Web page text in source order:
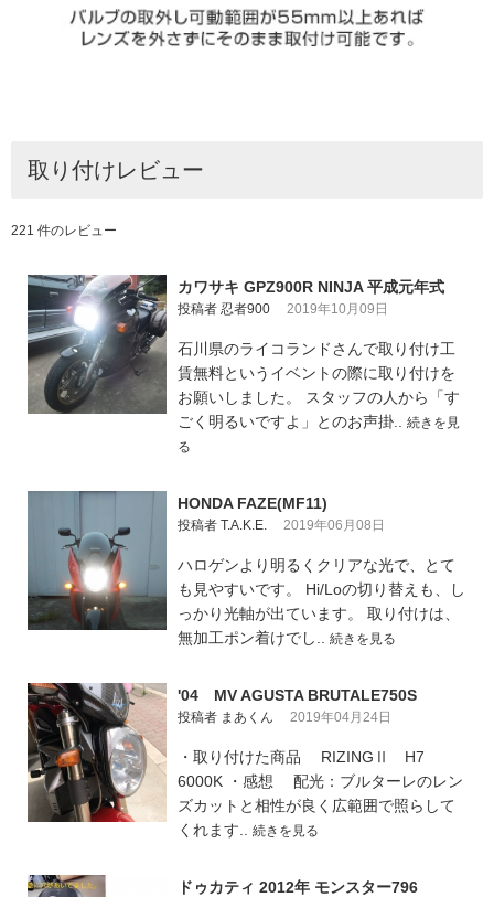
取り付けレビュー
221 件のレビュー
カワサキ GPZ900R NINJA 平成元年式
投稿者 忍者900 2019年10月09日
石川県のライコランドさんで取り付け工
賃無料というイベントの際に取り付けを
お願いしました。 スタッフの人から「す
ごく明るいですよ」とのお声掛.. 続きを見
る
HONDA FAZE(MF11)
投稿者 T.A.K.E. 2019年06月08日
ハロゲンより明るくクリアな光で、とて
も見やすいです。 Hi/Loの切り替えも、し
っかり光軸が出ています。 取り付けは、
無加工ポン着けでし.. 続きを見る
'04 MV AGUSTA BRUTALE750S
投稿者 まあくん 2019年04月24日
・取り付けた商品 RIZINGⅡ H7
6000K ・感想 配光：ブルターレのレン
ズカットと相性が良く広範囲で照らして
くれます.. 続きを見る
ドゥカティ 2012年 モンスター796